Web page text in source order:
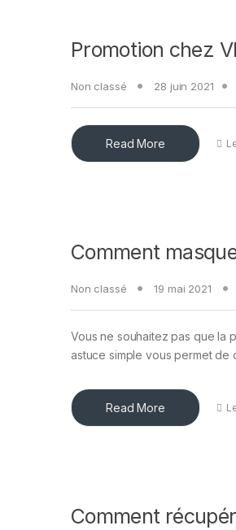
Promotion chez
Non classé 28 juin 2021
Read More
Comment
Non classé 19 mai 2021
Vous ne souhaitez pas que la
astuce simple vous permet de
Read More
Comment